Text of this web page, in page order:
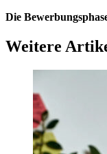
Die
Weitere